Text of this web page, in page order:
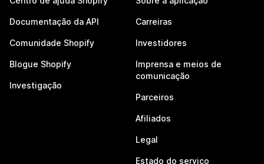
Documentação da API
Comunidade Shopify
Blogue Shopify
Investigação
Carreiras
Investidores
Imprensa e meios de
comunicação
Parceiros
Afiliados
Legal
Estado do serviço